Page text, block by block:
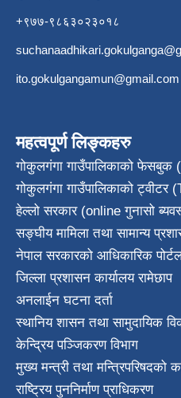
+९७७-९८६३०२३०१८
ito.gokulgangamun@gmail.com
महत्वपूर्ण लिङ्कहरु
गोकुलगंगा गाउँपालिकाको
गोकुलगंगा गाउँपालिकाको ट्वीटर
हेल्लो सरकार (online गुनासो
सङ्घीय मामिला तथा सामान्य
नेपाल सरकारको आधिकारिक
जिल्ला प्रशासन कार्यालय रामेछाप
अनलाईन घटना दर्ता
स्थानिय शासन तथा सामुदायिक
केन्द्रिय पञ्जिकरण विभाग
मुख्य मन्त्री तथा मन्त्रिपरिषदको
राष्ट्रिय पुननिर्माण प्राधिकरण